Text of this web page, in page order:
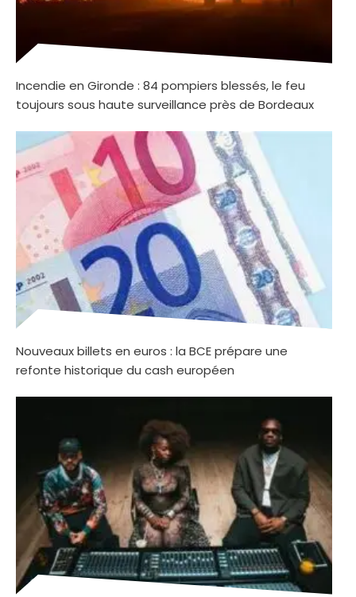
Incendie en Gironde : 84 pompiers blessés, le feu
toujours sous haute surveillance près de Bordeaux
Nouveaux billets en euros : la BCE prépare une
refonte historique du cash européen